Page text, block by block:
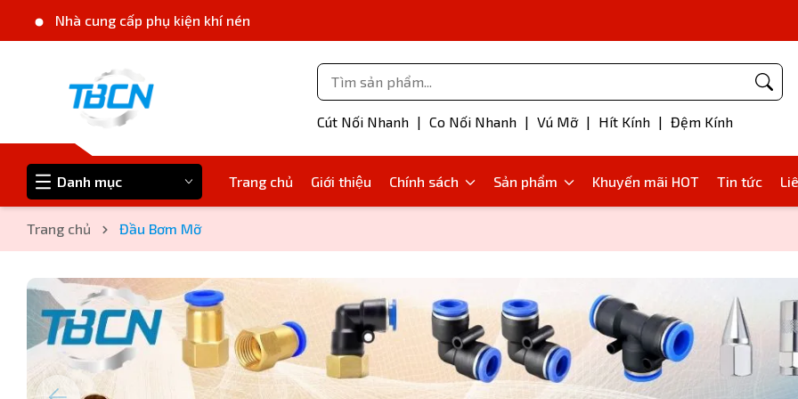
Nhà cung cấp phụ kiện khí nén
Cút Nối Nhanh | Co Nối Nhanh | Vú Mỡ | Hít Kính | Đệm Kính
Danh mục Trang chủ Giới thiệu Chính sách Sản phẩm Khuyến mãi HOT Tin tức
Trang chủ Đầu Bơm Mỡ